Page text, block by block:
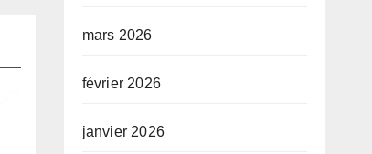
mars 2026
février 2026
janvier 2026